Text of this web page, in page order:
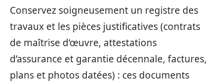
Conservez soigneusement un registre des
travaux et les pièces justificatives (contrats
de maîtrise d’œuvre, attestations
d’assurance et garantie décennale, factures,
plans et photos datées) : ces documents